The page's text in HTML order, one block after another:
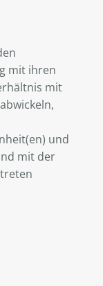
mit ihren
mit
und
mit der